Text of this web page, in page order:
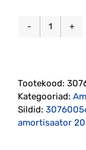
XC70/
2001-
2007
kogus
Tootekood:
Kategooriad:
Sildid:
amortisaator